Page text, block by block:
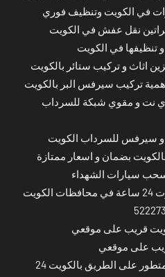
في الكويت وتنظيف فوري
نقل عفش في الكويت
في الكويت
اثاث و تركيب ستائر بالكويت
تركيب سيرفس البر بالكويت
نت و مقوي شبكة للسرداب
سيرفس للسرداب الكويت
بضمان و اسعار ممتازة
سحب سيارات الشهداء
قريب على موقعي
على موقعي
بنشر تصليح سيارات متنقل متطور على الطريق بالكويت 24